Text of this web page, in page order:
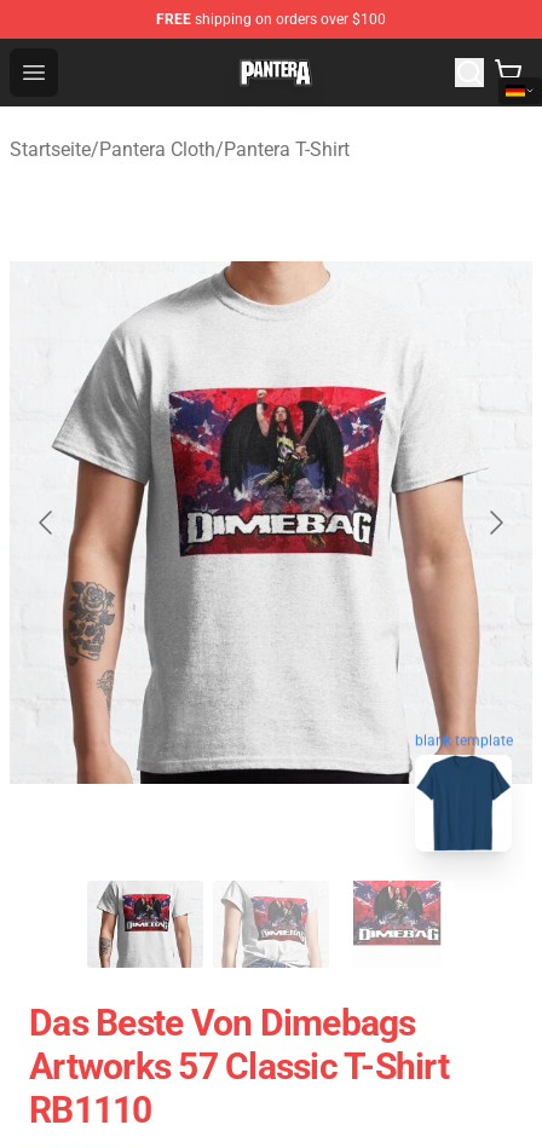
FREE shipping on orders over $100
Open menu
Pantera Store - Official Pantera Merchandise Shop
Startseite/Pantera Cloth/Pantera T-Shirt
blank template
Das Beste Von Dimebags
Artworks 57 Classic T-Shirt
RB1110